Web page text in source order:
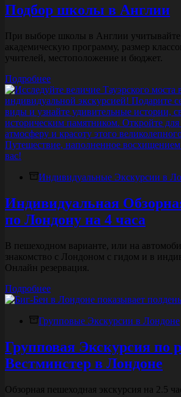
Гатвик
Подбор школы в Англии
При выборе школы в Англии
академическую программу, размер
учителей, местоположение и бюджет.
ПодробнееПодбор
школы
в
Англии
Индивидуальные Экскурсии в
Индивидуальная
по Лондону на 4 часа
В пешеходном варианте, или на
знакомство с Лондоном с гидом и в
Онлайн резервация.
ПодробнееИндивидуальная
Обзорная
по
на
4
часа
Групповые Экскурсии в Лондоне
Групповая Экскурсия по
Вестминстер в Лондоне
Обзорная пешеходная экскурсия на 2.5